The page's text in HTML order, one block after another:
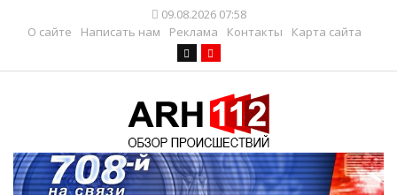
09.08.2026 07:58
О сайте
Написать нам Реклама Контакты Карта сайта